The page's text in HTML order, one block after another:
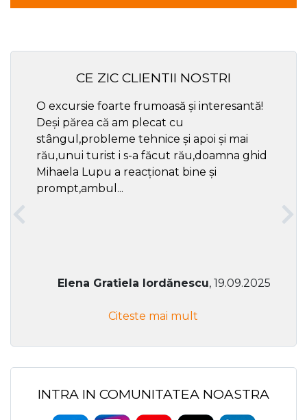
CE ZIC CLIENTII NOSTRI
O excursie foarte frumoasă și interesantă!
Deși părea că am plecat cu
stângul,probleme tehnice și apoi și mai
rău,unui turist i s-a făcut rău,doamna ghid
Mihaela Lupu a reacționat bine și
prompt,ambul...
Elena Gratiela Iordănescu, 19.09.2025
Citeste mai mult
INTRA IN COMUNITATEA NOASTRA